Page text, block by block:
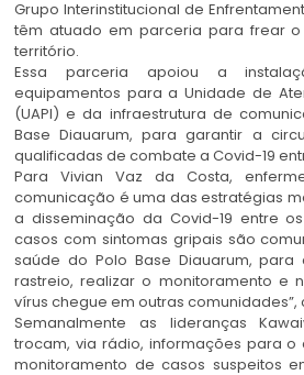
Grupo Interinstitucional de
têm atuado em parceria para frear
território.
Essa parceria apoiou a
equipamentos para a Unidade de
(UAPI) e da infraestrutura de
Base Diauarum, para garantir a
qualificadas de combate a Covid-19
Para Vivian Vaz da Costa,
comunicação é uma das estratégias
a disseminação da Covid-19 entre
casos com sintomas gripais são
saúde do Polo Base Diauarum,
rastreio, realizar o monitoramento e
vírus chegue em outras comunidades”,
Semanalmente as lideranças
trocam, via rádio, informações para o
monitoramento de casos suspeitos